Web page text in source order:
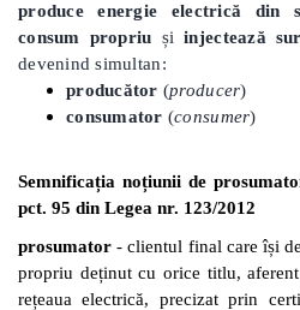
produce energie electrică din
consum propriu șiinjectează
devenind simultan:
producător (producer)
consumator (consumer)
Semnificația noțiunii de
pct. 95 din Legea nr. 123/2012
prosumator - clientul final care își
propriu deținut cu orice titlu,
rețeaua electrică, precizat prin